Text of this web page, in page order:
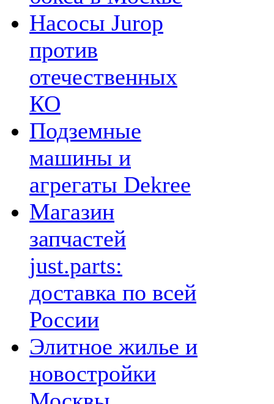
Насосы Jurop
против
отечественных
КО
Подземные
машины и
агрегаты Dekree
Магазин
запчастей
just.parts:
доставка по всей
России
Элитное жилье и
новостройки